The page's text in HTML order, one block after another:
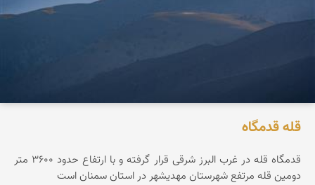
قله قدمگاه
قدمگاه قله در غرب البرز شرقی قرار گرفته و با ارتفاع حدود ۳۶0۰ متر
دومین قله مرتفع شهرستان مهدیشهر در استان سمنان است